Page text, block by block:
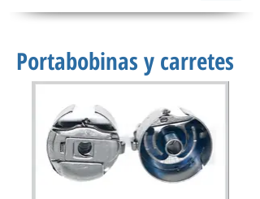
Portabobinas y carretes